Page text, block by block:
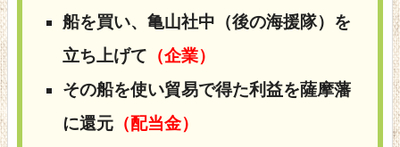
船を買い、亀山社中（後の海援隊）を
立ち上げて （企業）
その船を使い貿易で得た利益を薩摩藩
に還元 （配当金）